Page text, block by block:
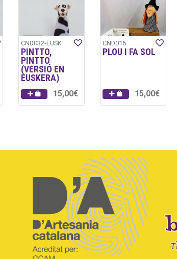
CND032-EUSK
PINTTO,
PINTTO
(VERSIÓ EN
EUSKERA)
15,00€
CND016
PLOU I FA SOL
15,00€